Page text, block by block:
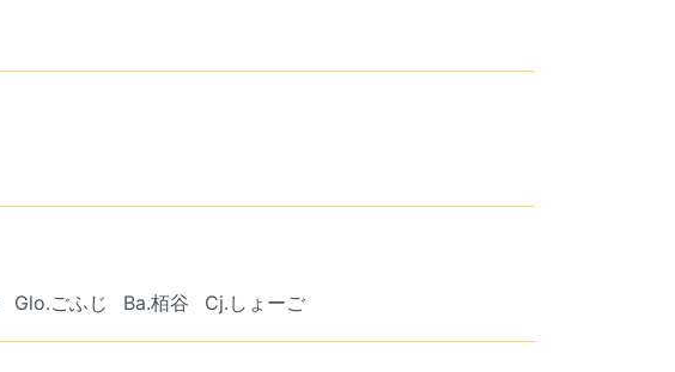
Glo.ごふじ Ba.栢谷 Cj.しょーご